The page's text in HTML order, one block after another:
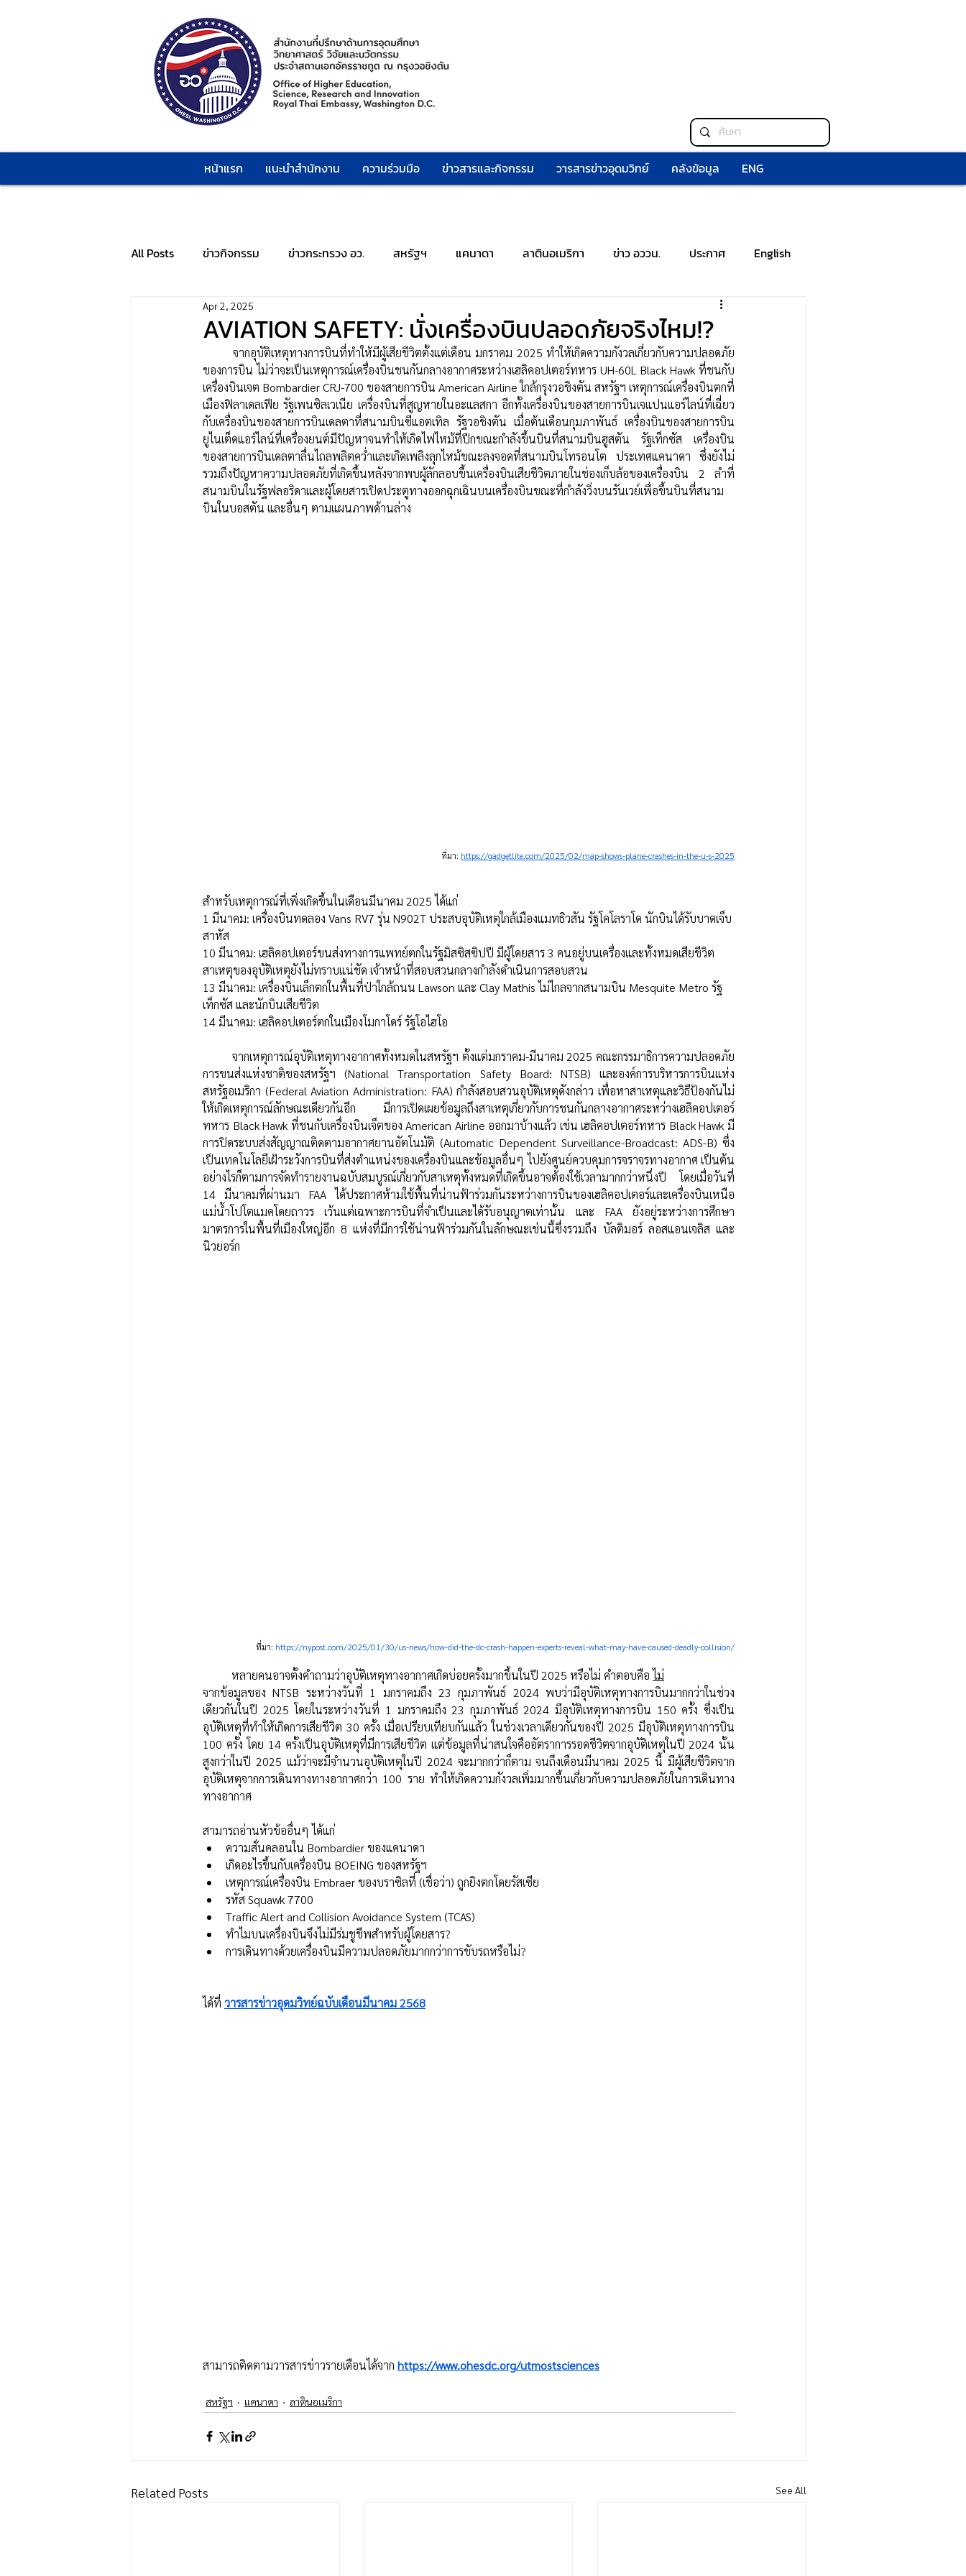
หน้าแรก แนะนำสำนักงาน ความร่วมมือ ข่าวสารและกิจกรรม วารสารข่าวอุดมวิทย์ คลังข้อมูล ENG
All Posts ข่าวกิจกรรม ข่าวกระทรวง อว. สหรัฐฯ แคนาดา ลาตินอเมริกา ข่าว อววน. ประกาศ English
AVIATION SAFETY: นั่งเครื่องบินปลอดภัยจริงไหม!?
Apr 2, 2025
ของการบิน ไม่ว่าจะเป็นเหตุการณ์เครื่องบินชนกันกลางอากาศระหว่างเฮลิคอปเตอร์ทหาร UH-60L Black Hawk ที่ชนกับ
เครื่องบินเจต Bombardier CRJ-700 ของสายการบิน American Airline ใกล้กรุงวอชิงตัน สหรัฐฯ เหตุการณ์เครื่องบินตกที่
เมืองฟิลาเดลเฟีย รัฐเพนซิลเวเนีย เครื่องบินที่สูญหายในอะแลสกา อีกทั้งเครื่องบินของสายการบินเจแปนแอร์ไลน์ที่เฉี่ยว
กับเครื่องบินของสายการบินเดลตาที่สนามบินซีแอตเทิล รัฐวอชิงตัน เมื่อต้นเดือนกุมภาพันธ์ เครื่องบินของสายการบิน
ยูไนเต็ดแอร์ไลน์ที่เครื่องยนต์มีปัญหาจนทำให้เกิดไฟไหม้ที่ปีกขณะกำลังขึ้นบินที่สนามบินฮูสตัน รัฐเท็กซัส เครื่องบิน
ของสายการบินเดลตาลื่นไถลพลิตคว่ำและเกิดเพลิงลุกไหม้ขณะลงจอดที่สนามบินโทรอนโต ประเทศแคนาดา ซึ่งยังไม่
รวมถึงปัญหาความปลอดภัยที่เกิดขึ้นหลังจากพบผู้ลักลอบขึ้นเครื่องบินเสียชีวิตภายในช่องเก็บล้อของเครื่องบิน 2 ลำที่
สนามบินในรัฐฟลอริดาและผู้โดยสารเปิดประตูทางออกฉุกเฉินบนเครื่องบินขณะที่กำลังวิ่งบนรันเวย์เพื่อขึ้นบินที่สนาม
บินในบอสตัน และอื่นๆ ตามแผนภาพด้านล่าง
ที่มา: https://gadgetlite.com/2025/02/map-shows-plane-crashes-in-the-u-s-2025
สำหรับเหตุการณ์ที่เพิ่งเกิดขึ้นในเดือนมีนาคม 2025 ได้แก่
1 มีนาคม: เครื่องบินทดลอง Vans RV7 รุ่น N902T ประสบอุบัติเหตุใกล้เมืองแมทธิวสัน รัฐโคโลราโด นักบินได้รับบาดเจ็บ
สาหัส
10 มีนาคม: เฮลิคอปเตอร์ขนส่งทางการแพทย์ตกในรัฐมิสซิสซิปปี มีผู้โดยสาร 3 คนอยู่บนเครื่องและทั้งหมดเสียชีวิต
สาเหตุของอุบัติเหตุยังไม่ทราบแน่ชัด เจ้าหน้าที่สอบสวนกลางกำลังดำเนินการสอบสวน
13 มีนาคม: เครื่องบินเล็กตกในพื้นที่ป่าใกล้ถนน Lawson และ Clay Mathis ไม่ไกลจากสนามบิน Mesquite Metro รัฐ
เท็กซัส และนักบินเสียชีวิต
14 มีนาคม: เฮลิคอปเตอร์ตกในเมืองโมกาโดร์ รัฐโอไฮโอ
การขนส่งแห่งชาติของสหรัฐฯ (National Transportation Safety Board: NTSB) และองค์การบริหารการบินแห่ง
สหรัฐอเมริกา (Federal Aviation Administration: FAA) กำลังสอบสวนอุบัติเหตุดังกล่าว เพื่อหาสาเหตุและวิธีป้องกันไม่
ให้เกิดเหตุการณ์ลักษณะเดียวกันอีก มีการเปิดเผยข้อมูลถึงสาเหตุเกี่ยวกับการชนกันกลางอากาศระหว่างเฮลิคอปเตอร์
ทหาร Black Hawk ที่ชนกับเครื่องบินเจ็ตของ American Airline ออกมาบ้างแล้ว เช่น เฮลิคอปเตอร์ทหาร Black Hawk มี
การปิดระบบส่งสัญญาณติดตามอากาศยานอัตโนมัติ (Automatic Dependent Surveillance-Broadcast: ADS-B) ซึ่ง
เป็นเทคโนโลยีเฝ้าระวังการบินที่ส่งตำแหน่งของเครื่องบินและข้อมูลอื่นๆ ไปยังศูนย์ควบคุมการจราจรทางอากาศ เป็นต้น
อย่างไรก็ตามการจัดทำรายงานฉบับสมบูรณ์เกี่ยวกับสาเหตุทั้งหมดที่เกิดขึ้นอาจต้องใช้เวลามากกว่าหนึ่งปี โดยเมื่อวันที่
14 มีนาคมที่ผ่านมา FAA ได้ประกาศห้ามใช้พื้นที่น่านฟ้าร่วมกันระหว่างการบินของเฮลิคอปเตอร์และเครื่องบินเหนือ
แม่น้ำโปโตแมคโดยถาวร เว้นแต่เฉพาะการบินที่จำเป็นและได้รับอนุญาตเท่านั้น และ FAA ยังอยู่ระหว่างการศึกษา
มาตรการในพื้นที่เมืองใหญ่อีก 8 แห่งที่มีการใช้น่านฟ้าร่วมกันในลักษณะเช่นนี้ซึ่งรวมถึง บัลติมอร์ ลอสแอนเจลิส และ
นิวยอร์ก
ที่มา: https://nypost.com/2025/01/30/us-news/how-did-the-dc-crash-happen-experts-reveal-what-may-have-caused-deadly-collision/
	หลายคนอาจตั้งคำถามว่าอุบัติเหตุทางอากาศเกิดบ่อยครั้งมากขึ้นในปี 2025 หรือไม่ คำตอบคือ
ไม่
จากข้อมูลของ NTSB ระหว่างวันที่ 1 มกราคมถึง 23 กุมภาพันธ์ 2024 พบว่ามีอุบัติเหตุทางการบินมากกว่าในช่วง
เดียวกันในปี 2025 โดยในระหว่างวันที่ 1 มกราคมถึง 23 กุมภาพันธ์ 2024 มีอุบัติเหตุทางการบิน 150 ครั้ง ซึ่งเป็น
อุบัติเหตุที่ทำให้เกิดการเสียชีวิต 30 ครั้ง เมื่อเปรียบเทียบกันแล้ว ในช่วงเวลาเดียวกันของปี 2025 มีอุบัติเหตุทางการบิน
100 ครั้ง โดย 14 ครั้งเป็นอุบัติเหตุที่มีการเสียชีวิต แต่ข้อมูลที่น่าสนใจคืออัตราการรอดชีวิตจากอุบัติเหตุในปี 2024 นั้น
สูงกว่าในปี 2025 แม้ว่าจะมีจำนวนอุบัติเหตุในปี 2024 จะมากกว่าก็ตาม จนถึงเดือนมีนาคม 2025 นี้ มีผู้เสียชีวิตจาก
อุบัติเหตุจากการเดินทางทางอากาศกว่า 100 ราย ทำให้เกิดความกังวลเพิ่มมากขึ้นเกี่ยวกับความปลอดภัยในการเดินทาง
ทางอากาศ
สามารถอ่านหัวข้ออื่นๆ ได้แก่
ความสั่นคลอนใน Bombardier ของแคนาดา
เกิดอะไรขึ้นกับเครื่องบิน BOEING ของสหรัฐฯ
เหตุการณ์เครื่องบิน Embraer ของบราซิลที่ (เชื่อว่า) ถูกยิงตกโดยรัสเซีย
รหัส Squawk 7700
Traffic Alert and Collision Avoidance System (TCAS)
ทำไมบนเครื่องบินจึงไม่มีร่มชูชีพสำหรับผู้โดยสาร?
การเดินทางด้วยเครื่องบินมีความปลอดภัยมากกว่าการขับรถหรือไม่?
ได้ที่ วารสารข่าวอุดมวิทย์ฉบับเดือนมีนาคม 2568
สามารถติดตามวารสารข่าวรายเดือนได้จาก https://www.ohesdc.org/utmostsciences
สหรัฐฯ แคนาดา ลาตินอเมริกา
Related Posts See All